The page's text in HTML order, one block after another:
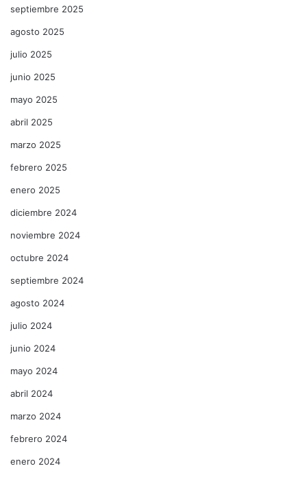
septiembre 2025
agosto 2025
julio 2025
junio 2025
mayo 2025
abril 2025
marzo 2025
febrero 2025
enero 2025
diciembre 2024
noviembre 2024
octubre 2024
septiembre 2024
agosto 2024
julio 2024
junio 2024
mayo 2024
abril 2024
marzo 2024
febrero 2024
enero 2024